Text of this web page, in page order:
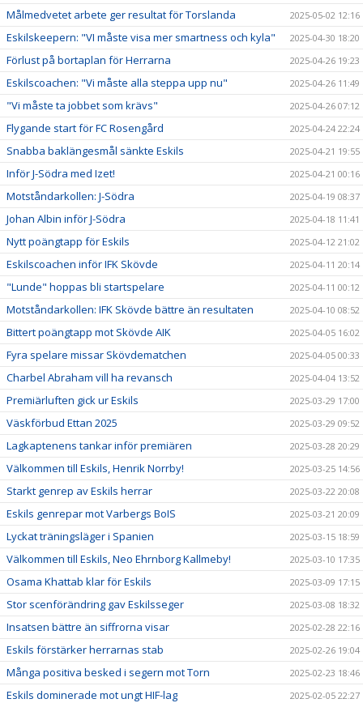
Målmedvetet arbete ger resultat för Torslanda 2025-05-02 12:16
Eskilskeepern: "VI måste visa mer smartness och kyla" 2025-04-30 18:20
Förlust på bortaplan för Herrarna 2025-04-26 19:23
Eskilscoachen: "Vi måste alla steppa upp nu" 2025-04-26 11:49
"Vi måste ta jobbet som krävs" 2025-04-26 07:12
Flygande start för FC Rosengård 2025-04-24 22:24
Snabba baklängesmål sänkte Eskils 2025-04-21 19:55
Inför J-Södra med Izet! 2025-04-21 00:16
Motståndarkollen: J-Södra 2025-04-19 08:37
Johan Albin inför J-Södra 2025-04-18 11:41
Nytt poängtapp för Eskils 2025-04-12 21:02
Eskilscoachen inför IFK Skövde 2025-04-11 20:14
"Lunde" hoppas bli startspelare 2025-04-11 00:12
Motståndarkollen: IFK Skövde bättre än resultaten 2025-04-10 08:52
Bittert poängtapp mot Skövde AIK 2025-04-05 16:02
Fyra spelare missar Skövdematchen 2025-04-05 00:33
Charbel Abraham vill ha revansch 2025-04-04 13:52
Premiärluften gick ur Eskils 2025-03-29 17:00
Väskförbud Ettan 2025 2025-03-29 09:52
Lagkaptenens tankar inför premiären 2025-03-28 20:29
Välkommen till Eskils, Henrik Norrby! 2025-03-25 14:56
Starkt genrep av Eskils herrar 2025-03-22 20:08
Eskils genrepar mot Varbergs BoIS 2025-03-21 20:09
Lyckat träningsläger i Spanien 2025-03-15 18:59
Välkommen till Eskils, Neo Ehrnborg Kallmeby! 2025-03-10 17:35
Osama Khattab klar för Eskils 2025-03-09 17:15
Stor scenförändring gav Eskilsseger 2025-03-08 18:32
Insatsen bättre än siffrorna visar 2025-02-28 22:16
Eskils förstärker herrarnas stab 2025-02-26 19:04
Många positiva besked i segern mot Torn 2025-02-23 18:46
Eskils dominerade mot ungt HIF-lag 2025-02-05 22:27